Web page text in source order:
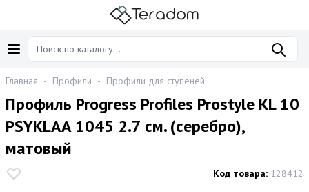
Главная - Профили - Профили для ступеней
Профиль Progress Profiles Prostyle KL 10
PSYKLAA 1045 2.7 см. (серебро),
матовый
Код товара: 128412